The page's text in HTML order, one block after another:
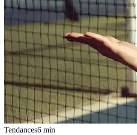
Tendances6 min